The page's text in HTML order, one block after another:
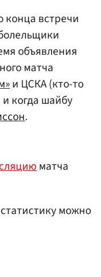
встречи
объявления
матча
и ЦСКА (кто-то
когда шайбу
.
матча
можно